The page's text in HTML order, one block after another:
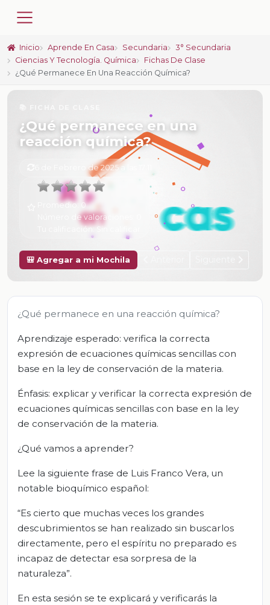
Inicio Aprende En Casa Secundaria
3° Secundaria
Ciencias Y Tecnología. Química
Fichas De Clase
¿Qué Permanece En Una Reacción Química?
¿Qué permanece en una
reacción química?
6 de Febrero de 2025 a las 17:11
Promedio: 0
Número de valoraciones:
Tu calificación: Sin calificar
🎒 Agregar a mi Mochila
¿Qué permanece en una reacción química?
Aprendizaje esperado: verifica la correcta
expresión de ecuaciones químicas sencillas con
base en la ley de conservación de la materia.
Énfasis: explicar y verificar la correcta expresión de
ecuaciones químicas sencillas con base en la ley
de conservación de la materia.
¿Qué vamos a aprender?
Lee la siguiente frase de Luis Franco Vera, un
notable bioquímico español:
“Es cierto que muchas veces los grandes
descubrimientos se han realizado sin buscarlos
directamente, pero el espíritu no preparado es
incapaz de detectar esa sorpresa de la
naturaleza”.
En esta sesión se te explicará y verificarás la